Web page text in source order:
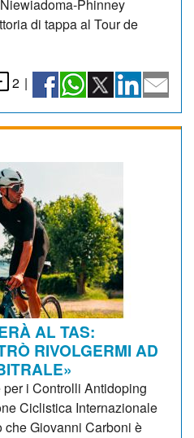
Phinney
di tappa al Tour de
2 |
AL TAS:
RIVOLGERMI AD
per i Controlli Antidoping
Ciclistica Internazionale
che Giovanni Carboni è